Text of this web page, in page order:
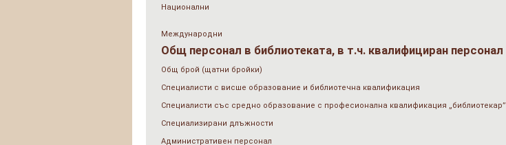
Национални
Международни
Общ персонал в библиотеката, в т.ч. квалифициран персонал
Общ брой (щатни бройки)
Специалисти с висше образование и библиотечна квалификация
Специалисти със средно образование с професионална квалификация „библиотекар”
Специализирани длъжности
Административен персонал